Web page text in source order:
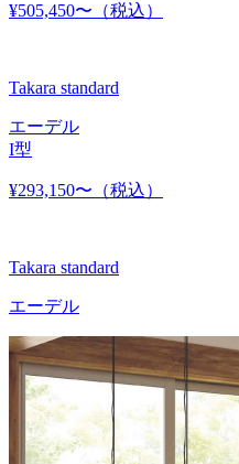
¥505,450〜 （税込）
Takara standard
エーデル
I型
¥293,150〜 （税込）
Takara standard
エーデル